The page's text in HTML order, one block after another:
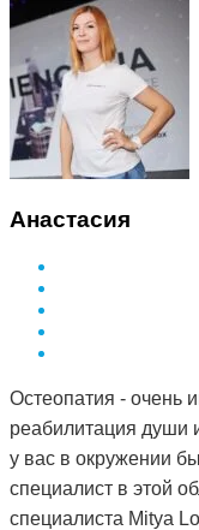
Анастасия
Остеопатия - очень
реабилитация души
у вас в окружении
специалист в этой
специалиста Mitya